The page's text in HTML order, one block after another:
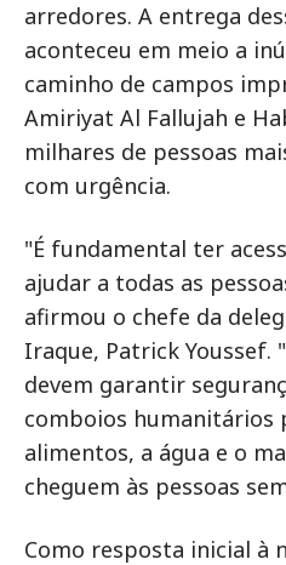
arredores. A entrega
aconteceu em meio a
caminho de campos
Amiriyat Al Fallujah e
milhares de pessoas
com urgência.
"É fundamental ter
ajudar a todas as
afirmou o chefe da
Iraque, Patrick Youssef.
devem garantir
comboios humanitários
alimentos, a água e o
cheguem às pessoas
Como resposta inicial à